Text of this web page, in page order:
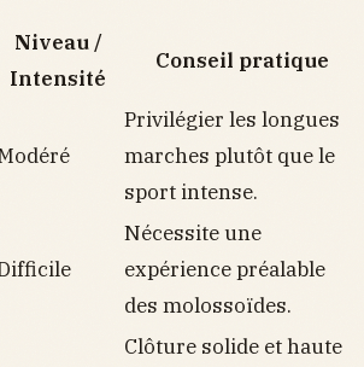
Niveau /
Intensité
Conseil pratique
Privilégier les longues
marches plutôt que le
sport intense.
Nécessite une
expérience préalable
des molossoïdes.
Clôture solide et haute